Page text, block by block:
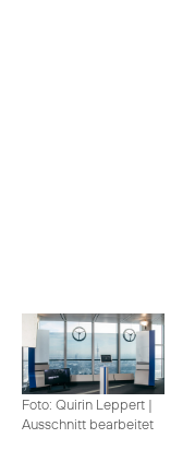
Foto: Quirin Leppert |
Ausschnitt bearbeitet